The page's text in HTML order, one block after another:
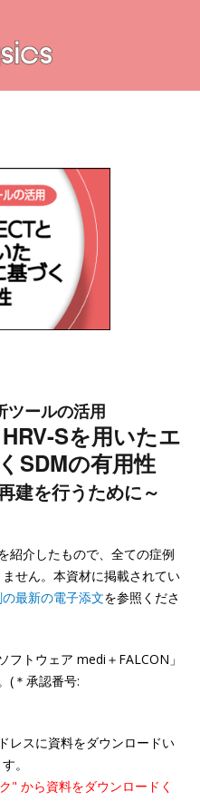
ツールの活用
Sを用いたエ
SDMの有用性
建を行うために～
紹介したもので、全ての症例
せん。本資材に掲載されてい
最新の電子添文を参照くださ
トウェア medi＋FALCON」
(＊承認番号:
レスに資料をダウンロードい
。
" から資料をダウンロードく